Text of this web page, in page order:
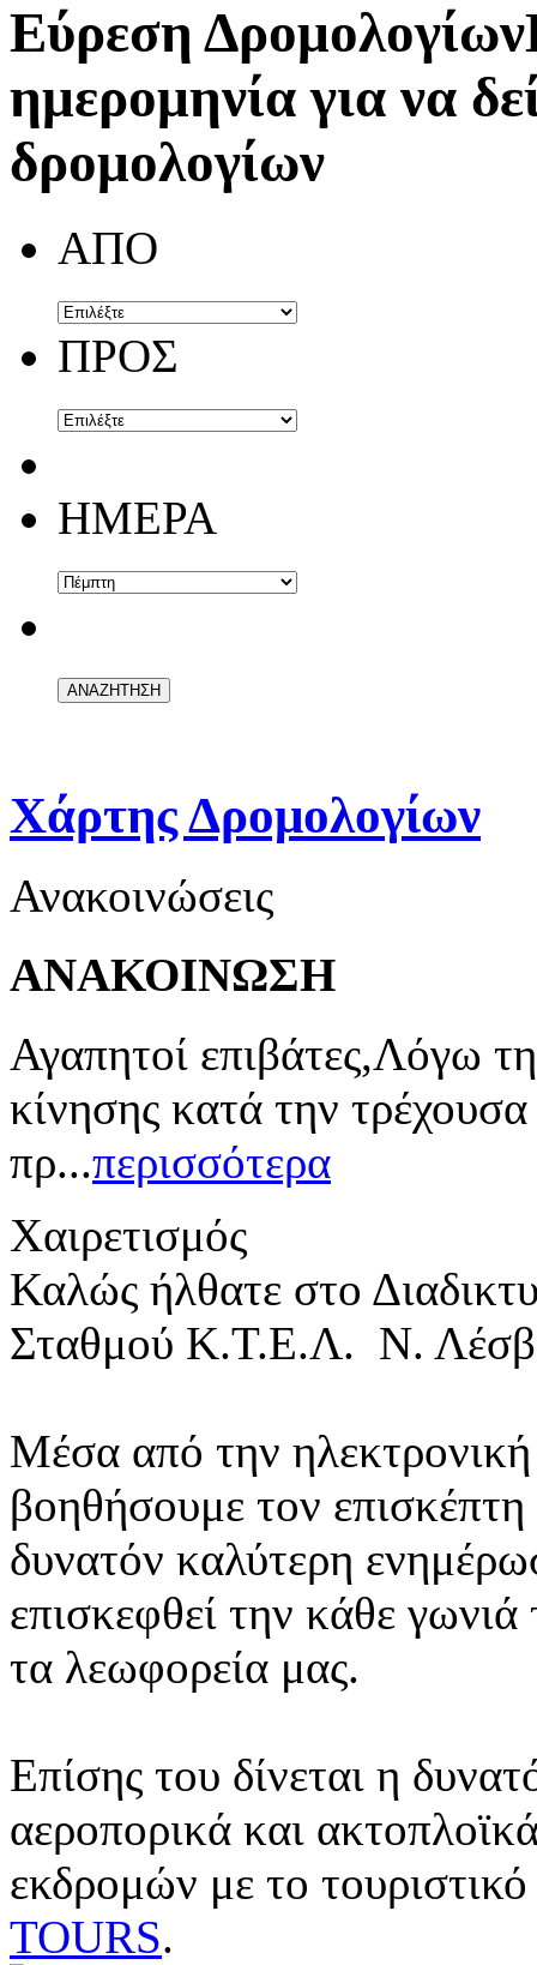
Εύρεση Δρομολογίων
ημερομηνία για να
δρομολογίων
ΑΠΟ
ΠΡΟΣ
ΗΜΕΡΑ
Χάρτης Δρομολογίων
Ανακοινώσεις
ΑΝΑΚΟΙΝΩΣΗ
Αγαπητοί επιβάτες,Λόγω
κίνησης κατά την
πρ...περισσότερα
Χαιρετισμός
Καλώς ήλθατε στο
Σταθμού Κ.Τ.Ε.Λ. Ν.
Μέσα από την ηλεκτρονική
βοηθήσουμε τον
δυνατόν καλύτερη
επισκεφθεί την κάθε
τα λεωφορεία μας.
Επίσης του δίνεται η
αεροπορικά και
εκδρομών με το
TOURS.